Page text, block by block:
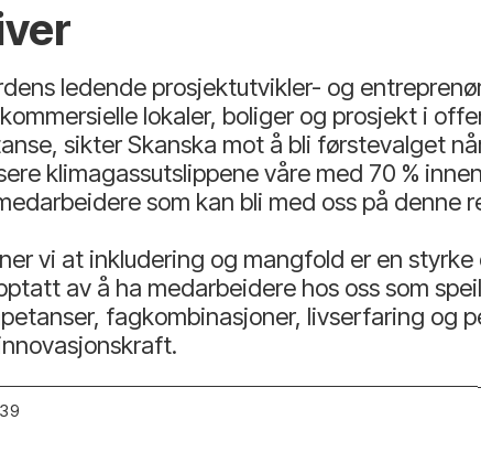
ledende prosjektutvikler- og
lokaler, boliger og prosjekt i
sikter Skanska mot å bli førstevalget
klimagassutslippene våre med 70 %
som kan bli med oss på denne
vi at inkludering og mangfold er en
av å ha medarbeidere hos oss som
fagkombinasjoner, livserfaring og